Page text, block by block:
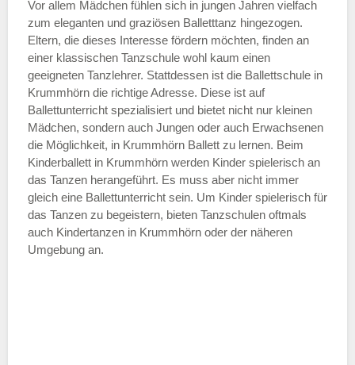
ÖFFNUNGSZEITEN HINZUFÜGEN
Freitag
—
ÖFFNUNGSZEITEN HINZUFÜGEN
Samstag
Vor allem Mädchen fühlen sich in jungen Jahren vielfach
zum eleganten und graziösen Balletttanz hingezogen.
Eltern, die dieses Interesse fördern möchten, finden an
einer klassischen Tanzschule wohl kaum einen
geeigneten Tanzlehrer. Stattdessen ist die Ballettschule in
Krummhörn die richtige Adresse. Diese ist auf
Ballettunterricht spezialisiert und bietet nicht nur kleinen
Mädchen, sondern auch Jungen oder auch Erwachsenen
die Möglichkeit, in Krummhörn Ballett zu lernen. Beim
Kinderballett in Krummhörn werden Kinder spielerisch an
das Tanzen herangeführt. Es muss aber nicht immer
gleich eine Ballettunterricht sein. Um Kinder spielerisch für
das Tanzen zu begeistern, bieten Tanzschulen oftmals
auch Kindertanzen in Krummhörn oder der näheren
Umgebung an.